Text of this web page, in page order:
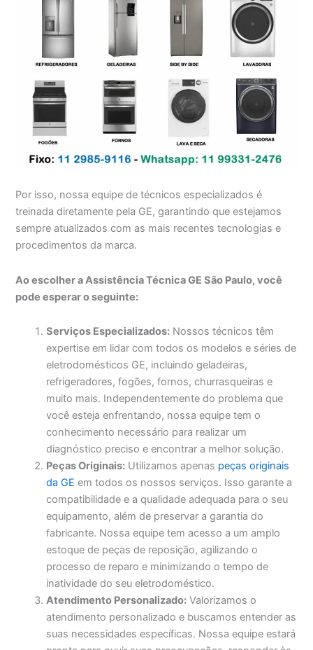
Por isso, nossa equipe de técnicos especializados é
treinada diretamente pela GE, garantindo que estejamos
sempre atualizados com as mais recentes tecnologias e
procedimentos da marca.
Ao escolher a Assistência Técnica GE São Paulo, você
pode esperar o seguinte:
Serviços Especializados: Nossos técnicos têm
expertise em lidar com todos os modelos e séries de
eletrodomésticos GE, incluindo geladeiras,
refrigeradores, fogões, fornos, churrasqueiras e
muito mais. Independentemente do problema que
você esteja enfrentando, nossa equipe tem o
conhecimento necessário para realizar um
diagnóstico preciso e encontrar a melhor solução.
Peças Originais: Utilizamos apenas peças originais
da GE em todos os nossos serviços. Isso garante a
compatibilidade e a qualidade adequada para o seu
equipamento, além de preservar a garantia do
fabricante. Nossa equipe tem acesso a um amplo
estoque de peças de reposição, agilizando o
processo de reparo e minimizando o tempo de
inatividade do seu eletrodoméstico.
Atendimento Personalizado: Valorizamos o
atendimento personalizado e buscamos entender as
suas necessidades específicas. Nossa equipe estará